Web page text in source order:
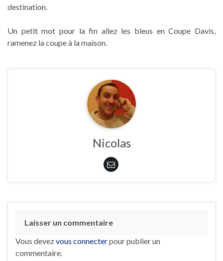
destination.
Un petit mot pour la fin allez les bleus en Coupe Davis,
ramenez la coupe à la maison.
Nicolas
Laisser un commentaire
Vous devezvous connecterpour publier un
commentaire.